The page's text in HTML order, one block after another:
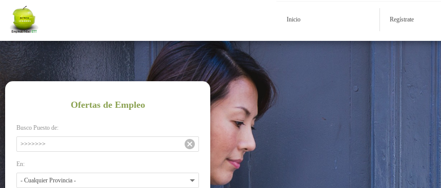
Inicio Regístrate
Ofertas de Empleo
Busco Puesto de:
En: